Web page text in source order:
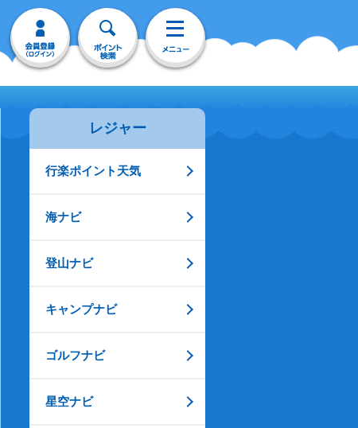
レジャー
行楽ポイント天気
海ナビ
登山ナビ
キャンプナビ
ゴルフナビ
星空ナビ